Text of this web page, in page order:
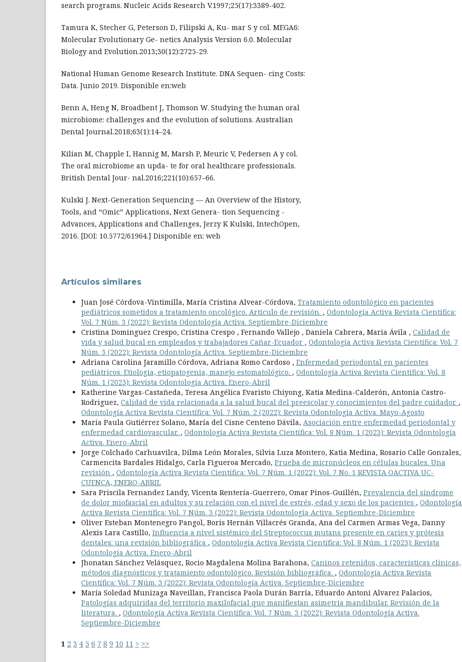
search programs. Nucleic Acids Research V.1997;25(17):3389-402.
Tamura K, Stecher G, Peterson D, Filipski A, Ku- mar S y col. MEGA6:
Molecular Evolutionary Ge- netics Analysis Version 6.0. Molecular
Biology and Evolution.2013;30(12):2725-29.
National Human Genome Research Institute. DNA Sequen- cing Costs:
Data. Junio 2019. Disponible en:web
Benn A, Heng N, Broadbent J, Thomson W. Studying the human oral
microbiome: challenges and the evolution of solutions. Australian
Dental Journal.2018;63(1):14–24.
Kilian M, Chapple I, Hannig M, Marsh P, Meuric V, Pedersen A y col.
The oral microbiome an upda- te for oral healthcare professionals.
British Dental Jour- nal.2016;221(10):657–66.
Kulski J. Next-Generation Sequencing — An Overview of the History,
Tools, and “Omic” Applications, Next Genera- tion Sequencing -
Advances, Applications and Challenges, Jerzy K Kulski, IntechOpen,
2016. [DOI: 10.5772/61964.] Disponible en: web
Artículos similares
Juan José Córdova-Vintimilla, María Cristina Alvear-Córdova, Tratamiento odontológico en pacientes
pediátricos sometidos a tratamiento oncológico. Artículo de revisión. , Odontología Activa Revista Científica:
Vol. 7 Núm. 3 (2022): Revista Odontología Activa. Septiembre-Diciembre
Cristina Dominguez Crespo, Cristina Crespo , Fernando Vallejo , Daniela Cabrera, Maria Ávila , Calidad de
vida y salud bucal en empleados y trabajadores Cañar-Ecuador , Odontología Activa Revista Científica: Vol. 7
Núm. 3 (2022): Revista Odontología Activa. Septiembre-Diciembre
Adriana Carolina Jaramillo Córdova, Adriana Romo Cardoso , Enfermedad periodontal en pacientes
pediátricos. Etiología, etiopatogenia, manejo estomatológico. , Odontología Activa Revista Científica: Vol. 8
Núm. 1 (2023): Revista Odontología Activa. Enero-Abril
Katherine Vargas-Castañeda, Teresa Angélica Evaristo Chiyong, Katia Medina-Calderón, Antonia Castro-
Rodriguez, Calidad de vida relacionada a la salud bucal del preescolar y conocimientos del padre cuidador. ,
Odontología Activa Revista Científica: Vol. 7 Núm. 2 (2022): Revista Odontología Activa. Mayo-Agosto
María Paula Gutiérrez Solano, María del Cisne Centeno Dávila, Asociación entre enfermedad periodontal y
enfermedad cardiovascular. , Odontología Activa Revista Científica: Vol. 8 Núm. 1 (2023): Revista Odontología
Activa. Enero-Abril
Jorge Colchado Carhuavilca, Dilma León Morales, Silvia Luza Montero, Katia Medina, Rosario Calle Gonzales,
Carmencita Bardales Hidalgo, Carla Figueroa Mercado, Prueba de micronúcleos en células bucales. Una
revisión , Odontología Activa Revista Científica: Vol. 7 Núm. 1 (2022): Vol. 7 No. 1 REVISTA OACTIVA UC-
CUENCA, ENERO-ABRIL
Sara Priscila Fernandez Landy, Vicenta Rentería-Guerrero, Omar Pinos-Guillén, Prevalencia del síndrome
de dolor miofascial en adultos y su relación con el nivel de estrés, edad y sexo de los pacientes , Odontología
Activa Revista Científica: Vol. 7 Núm. 3 (2022): Revista Odontología Activa. Septiembre-Diciembre
Oliver Esteban Montenegro Pangol, Boris Hernán Villacrés Granda, Ana del Carmen Armas Vega, Danny
Alexis Lara Castillo, Influencia a nivel sistémico del Streptococcus mutans presente en caries y prótesis
dentales: una revisión bibliográfica , Odontología Activa Revista Científica: Vol. 8 Núm. 1 (2023): Revista
Odontología Activa. Enero-Abril
Jhonatan Sánchez Velásquez, Rocio Magdalena Molina Barahona, Caninos retenidos, características clínicas,
métodos diagnósticos y tratamiento odontológico. Revisión bibliográfica. , Odontología Activa Revista
Científica: Vol. 7 Núm. 3 (2022): Revista Odontología Activa. Septiembre-Diciembre
María Soledad Munizaga Naveillan, Francisca Paola Durán Barría, Eduardo Antoni Alvarez Palacios,
Patologías adquiridas del territorio maxilofacial que manifiestan asimetría mandibular. Revisión de la
literatura. , Odontología Activa Revista Científica: Vol. 7 Núm. 3 (2022): Revista Odontología Activa.
Septiembre-Diciembre
1 2 3 4 5 6 7 8 9 10 11 > >>